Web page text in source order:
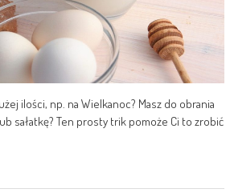
ilości, np. na Wielkanoc? Masz do obrania
sałatkę? Ten prosty trik pomoże Ci to zrobić